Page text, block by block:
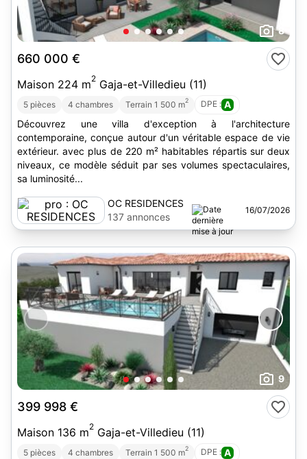
8
660 000 €
Maison 224 m2 Gaja-et-Villedieu (11)
5 pièces 4 chambres Terrain 1 500 m2 DPE : A
Découvrez une villa d'exception à l'architecture
contemporaine, conçue autour d'un véritable espace de vie
extérieur. avec plus de 220 m² habitables répartis sur deux
niveaux, ce modèle séduit par ses volumes spectaculaires,
sa luminosité...
OC RESIDENCES
137 annonces
16/07/2026
9
399 998 €
Maison 136 m2 Gaja-et-Villedieu (11)
5 pièces 4 chambres Terrain 1 500 m2 DPE : A